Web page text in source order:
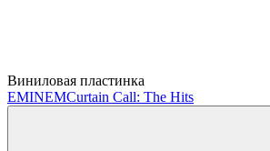
Виниловая пластинка
EMINEMCurtain Call: The Hits